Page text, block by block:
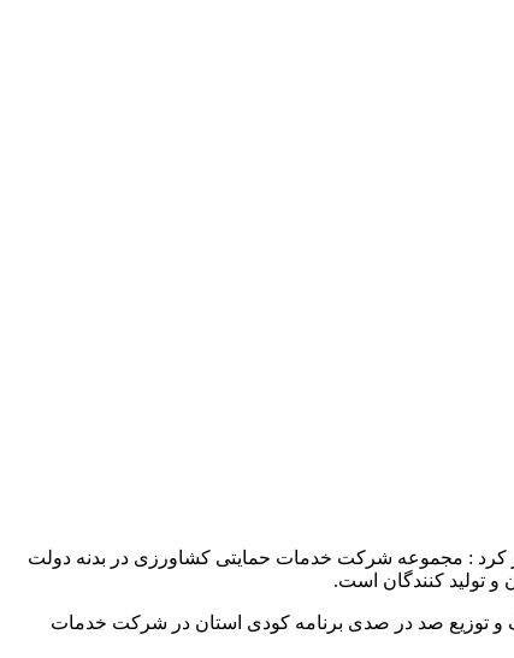
کرد : مجموعه شرکت خدمات حمایتی کشاورزی در بدنه دولت
تولید کنندگان است.
و توزیع صد در صدی برنامه کودی استان در شرکت خدمات